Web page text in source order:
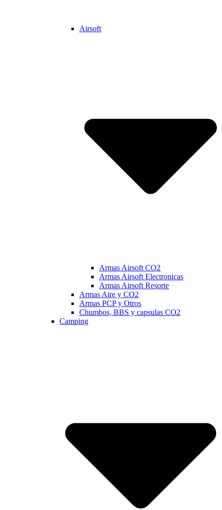
Airsoft
Armas Airsoft CO2
Armas Airsoft Electronicas
Armas Airsoft Resorte
Armas Aire y CO2
Armas PCP y Otros
Chumbos, BBS y capsulas CO2
Camping